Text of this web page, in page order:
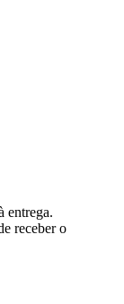
entrega.
receber o